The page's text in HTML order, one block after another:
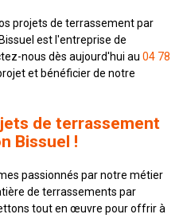
projets de terrassement par
est l'entreprise de
nous dès aujourd'hui au 04 78
et bénéficier de notre
de terrassement
Bissuel !
passionnés par notre métier
de terrassements par
tout en œuvre pour offrir à